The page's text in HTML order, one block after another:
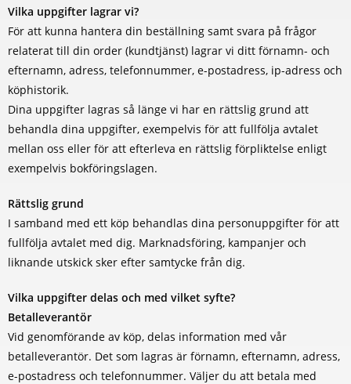
Vilka uppgifter lagrar vi?
För att kunna hantera din beställning samt svara på frågor
relaterat till din order (kundtjänst) lagrar vi ditt förnamn- och
efternamn, adress, telefonnummer, e-postadress, ip-adress och
köphistorik.
Dina uppgifter lagras så länge vi har en rättslig grund att
behandla dina uppgifter, exempelvis för att fullfölja avtalet
mellan oss eller för att efterleva en rättslig förpliktelse enligt
exempelvis bokföringslagen.
Rättslig grund
I samband med ett köp behandlas dina personuppgifter för att
fullfölja avtalet med dig. Marknadsföring, kampanjer och
liknande utskick sker efter samtycke från dig.
Vilka uppgifter delas och med vilket syfte?
Betalleverantör
Vid genomförande av köp, delas information med vår
betalleverantör. Det som lagras är förnamn, efternamn, adress,
e-postadress och telefonnummer. Väljer du att betala med